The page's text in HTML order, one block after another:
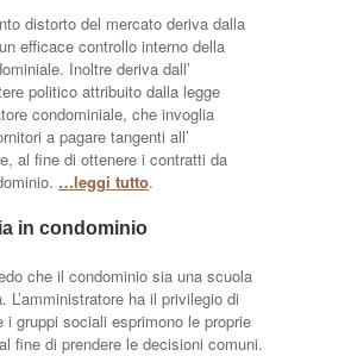
distorto del mercato deriva dalla
efficace controllo interno della
Inoltre deriva dall’
politico attribuito dalla legge
condominiale, che invoglia
a pagare tangenti all’
al fine di ottenere i contratti da
…leggi tutto.
in condominio
che il condominio sia una scuola
L’amministratore ha il privilegio di
i gruppi sociali esprimono le proprie
fine di prendere le decisioni comuni.